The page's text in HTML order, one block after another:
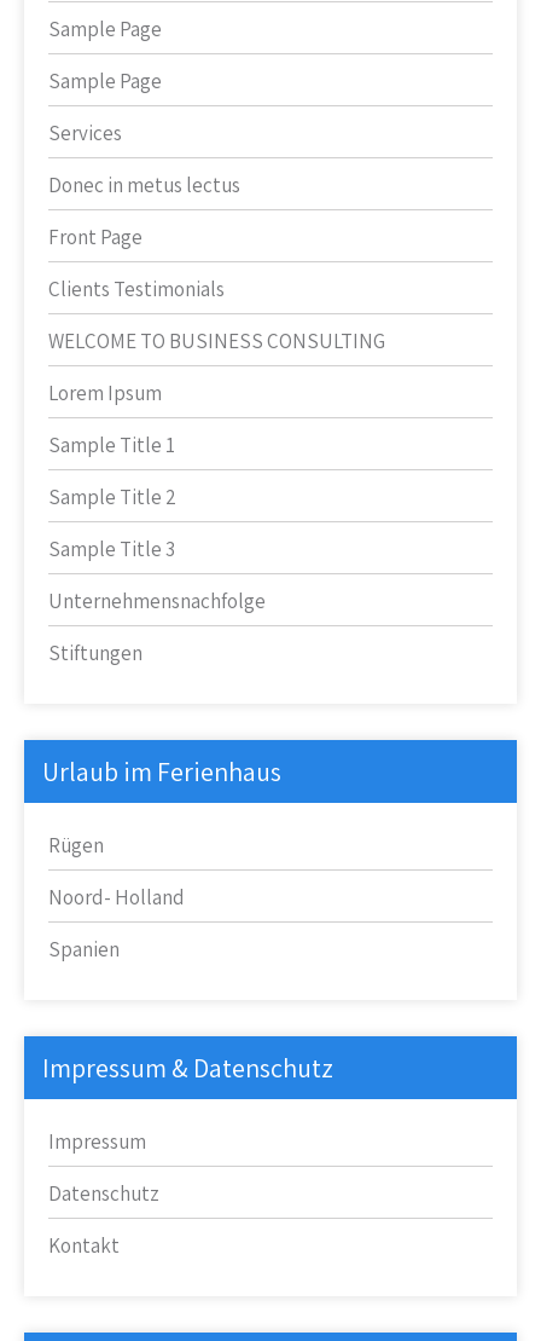
Sample Page
Sample Page
Services
Donec in metus lectus
Front Page
Clients Testimonials
WELCOME TO BUSINESS CONSULTING
Lorem Ipsum
Sample Title 1
Sample Title 2
Sample Title 3
Unternehmensnachfolge
Stiftungen
Urlaub im Ferienhaus
Rügen
Noord- Holland
Spanien
Impressum & Datenschutz
Impressum
Datenschutz
Kontakt